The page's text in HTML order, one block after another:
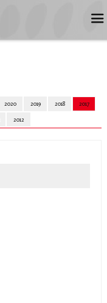
2020 2019 2018 2017
2012